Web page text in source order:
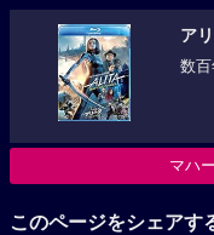
ア
数
マハ
このページをシェアす